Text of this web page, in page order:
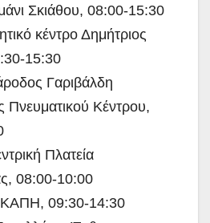
Σκιάθου, 08:00-15:30
κέντρο Δημήτριος
15:30
Γαριβάλδη
Πνευματικού Κέντρου,
Πλατεία
08:00-10:00
09:30-14:30